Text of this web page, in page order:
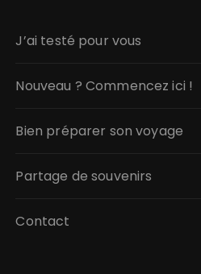
J’ai testé pour vous
Nouveau ? Commencez ici !
Bien préparer son voyage
Partage de souvenirs
Contact